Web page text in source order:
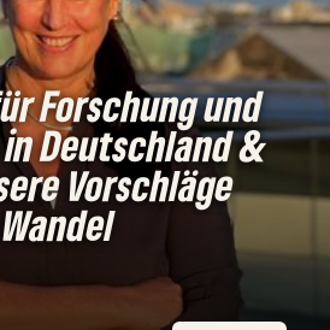
Forschung und
Deutschland &
Vorschläge